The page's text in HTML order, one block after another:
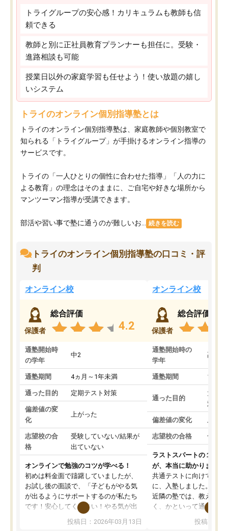
トライグループの安心感！カリキュラムも教師も信
頼できる
教師と別に正社員教育プランナーも担任に。受験・
進路相談も可能
授業日以外の家庭学習も任せよう！使い放題の嬉し
いシステム
トライのオンライン個別指導塾とは
トライのオンライン個別指導塾は、家庭教師や個別教室で
知られる「トライグループ」が手掛けるオンライン指導の
サービスです。
トライの「一人ひとりの個性に合わせた指導」「人の力に
よる教育」の理念はそのままに、ご自宅や好きな場所から
マンツーマン指導が受講できます。
部活や習い事で塾に通うのが難しいお... 続きを読む
トライのオンライン個別指導塾の口コミ・評
判
オンライン校
保護者
総合評価
4.2
通塾開始時
の学年
中2
通塾期間 4ヵ月～1年未満
通った目的 定期テスト対策
偏差値の変
化
上がった
志望校の合
格
受験していない/結果が
出ていない
オンラインで勉強のコツが学べる！
初めは料金面で躊躇していましたが、
お試し後の面談で、「子どもがやる気
が出るようにサポートするのが私たち
です！安心してください！やる気が出
ないのは私たち講師の責任です」と言
ってくださり、確かに！と考えて、思
投稿日：2026年03月13日
オンライン校
保護者
総合評価
通塾開始時の
学年
高3
通塾期間 1～3
通った目的
大学
対策
偏差値の変化
志望校の合格 合格
ラストスパートの１か月
が、本当に助かりました
共通テストに向けての追
に、入塾しました。田舎
近隣の塾では、教えても
く、かといって通うには
可能なので本当に助か
投稿日：